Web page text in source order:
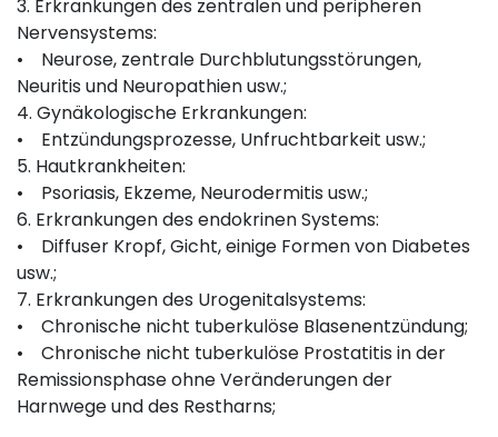
3. Erkrankungen des zentralen und peripheren
Nervensystems:
• Neurose, zentrale Durchblutungsstörungen,
Neuritis und Neuropathien usw.;
4. Gynäkologische Erkrankungen:
• Entzündungsprozesse, Unfruchtbarkeit usw.;
5. Hautkrankheiten:
• Psoriasis, Ekzeme, Neurodermitis usw.;
6. Erkrankungen des endokrinen Systems:
• Diffuser Kropf, Gicht, einige Formen von Diabetes
usw.;
7. Erkrankungen des Urogenitalsystems:
• Chronische nicht tuberkulöse Blasenentzündung;
• Chronische nicht tuberkulöse Prostatitis in der
Remissionsphase ohne Veränderungen der
Harnwege und des Restharns;